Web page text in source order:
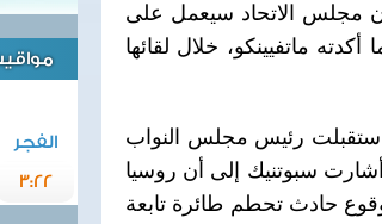
"إن مجلس الاتحاد سيعمل على
ماتفيينكو، خلال لقائها
استقبلت رئيس مجلس النواب
سبوتنيك إلى أن روسيا
حادث تحطم طائرة تابعة
الفجر
3:22